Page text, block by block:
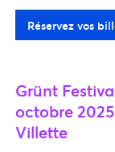
Réservez vos
Grünt
octobre
Villette